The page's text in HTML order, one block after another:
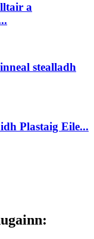
a
stealladh
Plastaig Eile...